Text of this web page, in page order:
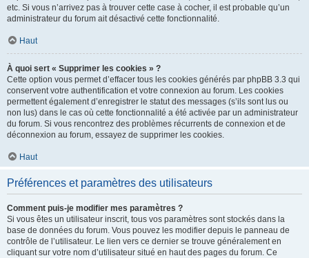
etc. Si vous n’arrivez pas à trouver cette case à cocher, il est probable qu’un
administrateur du forum ait désactivé cette fonctionnalité.
Haut
À quoi sert « Supprimer les cookies » ?
Cette option vous permet d’effacer tous les cookies générés par phpBB 3.3 qui
conservent votre authentification et votre connexion au forum. Les cookies
permettent également d’enregistrer le statut des messages (s’ils sont lus ou
non lus) dans le cas où cette fonctionnalité a été activée par un administrateur
du forum. Si vous rencontrez des problèmes récurrents de connexion et de
déconnexion au forum, essayez de supprimer les cookies.
Haut
Préférences et paramètres des utilisateurs
Comment puis-je modifier mes paramètres ?
Si vous êtes un utilisateur inscrit, tous vos paramètres sont stockés dans la
base de données du forum. Vous pouvez les modifier depuis le panneau de
contrôle de l’utilisateur. Le lien vers ce dernier se trouve généralement en
cliquant sur votre nom d’utilisateur situé en haut des pages du forum. Ce